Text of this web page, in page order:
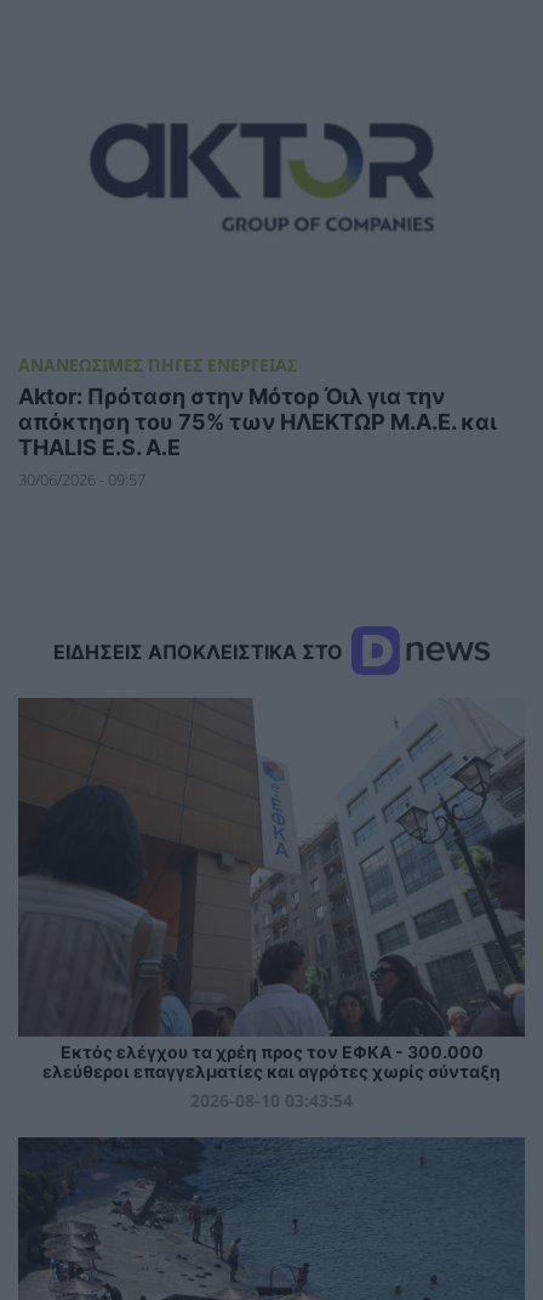
ΑΝΑΝΕΩΣΙΜΕΣ ΠΗΓΕΣ ΕΝΕΡΓΕΙΑΣ
Aktor: Πρόταση στην Μότορ Όιλ για την
απόκτηση του 75% των ΗΛΕΚΤΩΡ Μ.Α.Ε. και
THALIS E.S. A.E
30/06/2026 - 09:57
ΕΙΔΗΣΕΙΣ ΑΠΟΚΛΕΙΣΤΙΚΑ ΣΤΟ
Εκτός ελέγχου τα χρέη προς τον ΕΦΚΑ - 300.000
ελεύθεροι επαγγελματίες και αγρότες χωρίς σύνταξη
2026-08-10 03:43:54